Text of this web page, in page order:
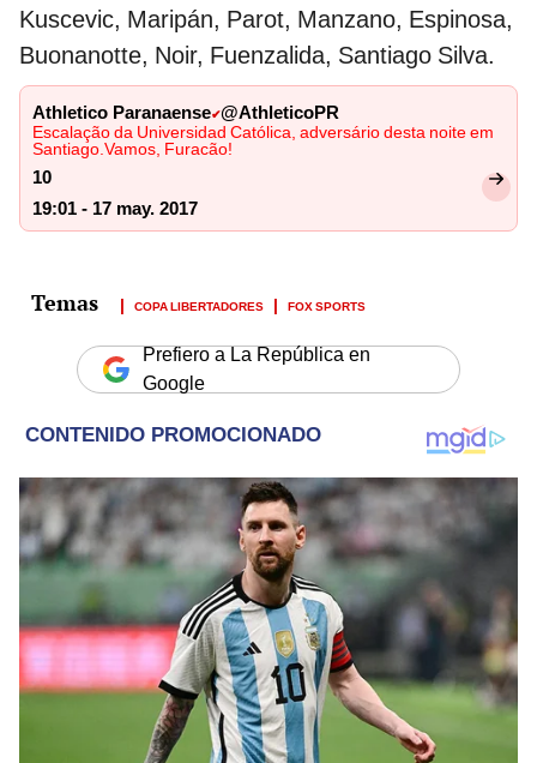
Kuscevic, Maripán, Parot, Manzano, Espinosa,
Buonanotte, Noir, Fuenzalida, Santiago Silva.
Athletico Paranaense✔@AthleticoPR
Escalação da Universidad Católica, adversário desta noite em
Santiago.Vamos, Furacão!
10
19:01 - 17 may. 2017
COPA LIBERTADORES FOX SPORTS
Prefiero a La República en
Google